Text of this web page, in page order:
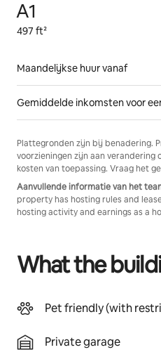
A1
497 ft²
Maandelijkse huur vanaf
Gemiddelde inkomsten voor
Plattegronden zijn bij benadering.
voorzieningen zijn aan verandering
kosten van toepassing. Vraag het
Aanvullende informatie van het
property has hosting rules and
hosting activity and earnings as a
What the
Pet friendly (with
Private garage